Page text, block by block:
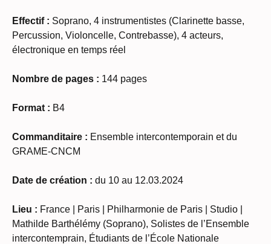
Effectif : Soprano, 4 instrumentistes (Clarinette basse,
Percussion, Violoncelle, Contrebasse), 4 acteurs,
électronique en temps réel
Nombre de pages : 144 pages
Format : B4
Commanditaire : Ensemble intercontemporain et du
GRAME-CNCM
Date de création : du 10 au 12.03.2024
Lieu : France | Paris | Philharmonie de Paris | Studio |
Mathilde Barthélémy (Soprano), Solistes de l’Ensemble
intercontemprain, Étudiants de l’École Nationale